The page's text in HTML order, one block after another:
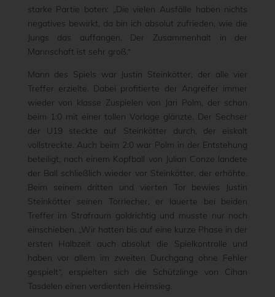
starke Partie boten: „Die vielen Ausfälle haben nichts
negatives bewirkt, da bin ich absolut zufrieden, wie die
Jungs das auffangen. Der Zusammenhalt in der
Mannschaft ist sehr groß.“
Mann des Spiels war Justin Steinkötter, der alle vier
Treffer erzielte. Dabei profitierte der Angreifer immer
wieder von klasse Zuspielen von Jari Polm, der schon
beim 1:0 mit einer tollen Vorlage glänzte. Der Sechser
der U19 steckte auf Steinkötter durch, der eiskalt
vollstreckte. Auch beim 2:0 war Polm in der Entstehung
beteiligt, nach einem Kopfball von Julian Conze landete
der Ball schließlich wieder vor Steinkötter, der erhöhte.
Beim seinem dritten und vierten Tor bewies Justin
Steinkötter seinen Torriecher, er lauerte bei beiden
Treffer im Strafraum goldrichtig und musste nur noch
einschieben. „Wir hatten bis auf eine kurze Phase in der
ersten Halbzeit auch absolut die Spielkontrolle und
haben vor allem im zweiten Durchgang ohne Fehler
gespielt“, erspielten sich die Schützlinge von Cihan
Tasdelen einen verdienten Heimsieg.